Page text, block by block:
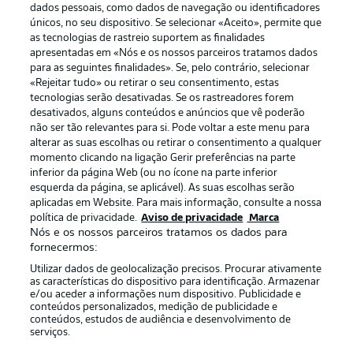
Publicidade Avisos legais
Gerir preferências Aviso de privacidade
Trabalhe conosco
Marca Contato
Jogadores
dados pessoais, como dados de navegação ou identificadores
únicos, no seu dispositivo. Se selecionar «Aceito», permite que
as tecnologias de rastreio suportem as finalidades
apresentadas em «Nós e os nossos parceiros tratamos dados
para as seguintes finalidades». Se, pelo contrário, selecionar
«Rejeitar tudo» ou retirar o seu consentimento, estas
tecnologias serão desativadas. Se os rastreadores forem
desativados, alguns conteúdos e anúncios que vê poderão
não ser tão relevantes para si. Pode voltar a este menu para
alterar as suas escolhas ou retirar o consentimento a qualquer
momento clicando na ligação Gerir preferências na parte
inferior da página Web (ou no ícone na parte inferior
esquerda da página, se aplicável). As suas escolhas serão
aplicadas em Website. Para mais informação, consulte a nossa
política de privacidade. Aviso de privacidade Marca
Nós e os nossos parceiros tratamos os dados para
fornecermos:
Utilizar dados de geolocalização precisos. Procurar ativamente
as características do dispositivo para identificação. Armazenar
e/ou aceder a informações num dispositivo. Publicidade e
conteúdos personalizados, medição de publicidade e
conteúdos, estudos de audiência e desenvolvimento de
serviços.